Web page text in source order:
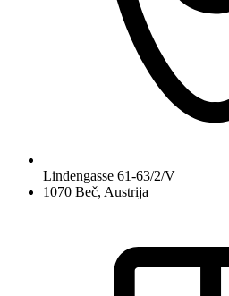
Lindengasse 61-63/2/V
1070 Beč, Austrija